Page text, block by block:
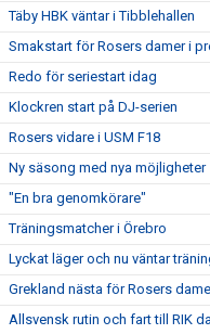
Täby HBK väntar i Tibblehallen
Smakstart för Rosers damer i
Redo för seriestart idag
Klockren start på DJ-serien
Rosers vidare i USM F18
Ny säsong med nya möjligheter
"En bra genomkörare"
Träningsmatcher i Örebro
Lyckat läger och nu väntar
Grekland nästa för Rosers
Allsvensk rutin och fart till RIK